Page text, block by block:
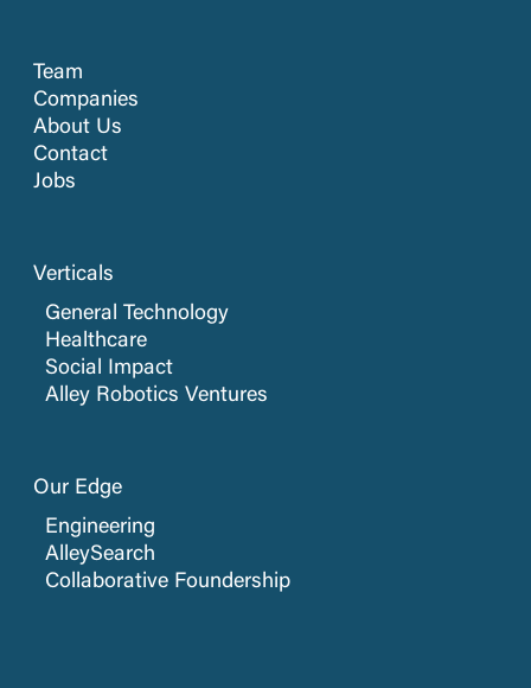
Team
Companies
About Us
Contact
Jobs
Verticals
General Technology
Healthcare
Social Impact
Alley Robotics Ventures
Our Edge
Engineering
AlleySearch
Collaborative Foundership